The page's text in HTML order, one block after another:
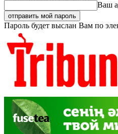
Ваш
Пароль будет выслан Вам по